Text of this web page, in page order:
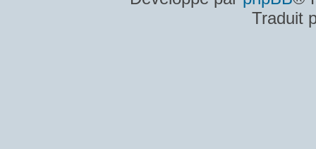
non
lu
Traduit